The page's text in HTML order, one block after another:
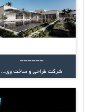
------
شرکت طراحی و ساخت وی...